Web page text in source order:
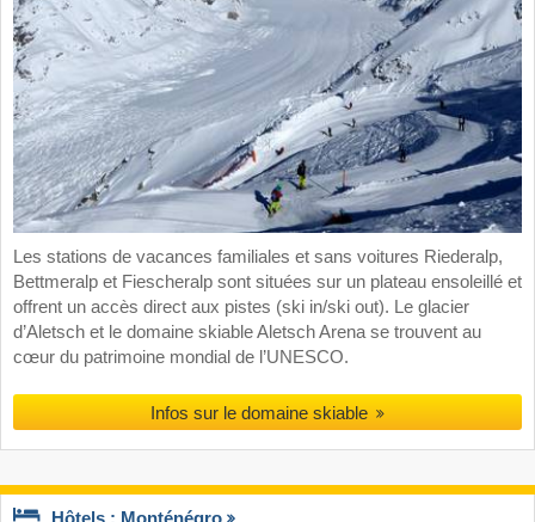
Les stations de vacances familiales et sans voitures Riederalp,
Bettmeralp et Fiescheralp sont situées sur un plateau ensoleillé et
offrent un accès direct aux pistes (ski in/ski out). Le glacier
d’Aletsch et le domaine skiable Aletsch Arena se trouvent au
cœur du patrimoine mondial de l’UNESCO.
Infos sur le domaine skiable